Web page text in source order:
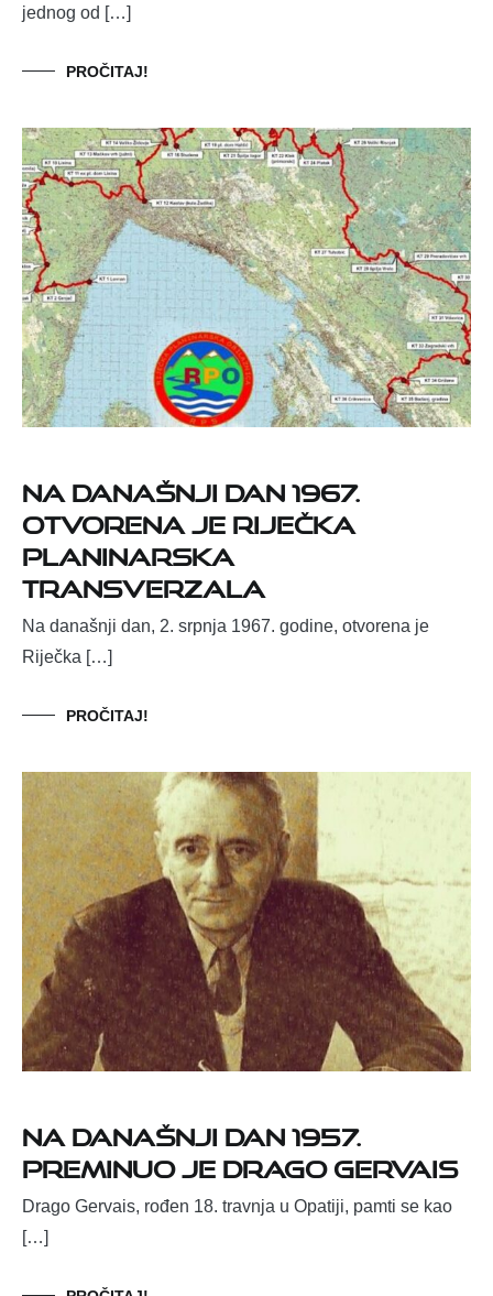
jednog od […]
PROČITAJ!
Na današnji dan 1967.
otvorena je Riječka
planinarska
transverzala
Na današnji dan, 2. srpnja 1967. godine, otvorena je
Riječka […]
PROČITAJ!
Na današnji dan 1957.
preminuo je Drago Gervais
Drago Gervais, rođen 18. travnja u Opatiji, pamti se kao
[…]